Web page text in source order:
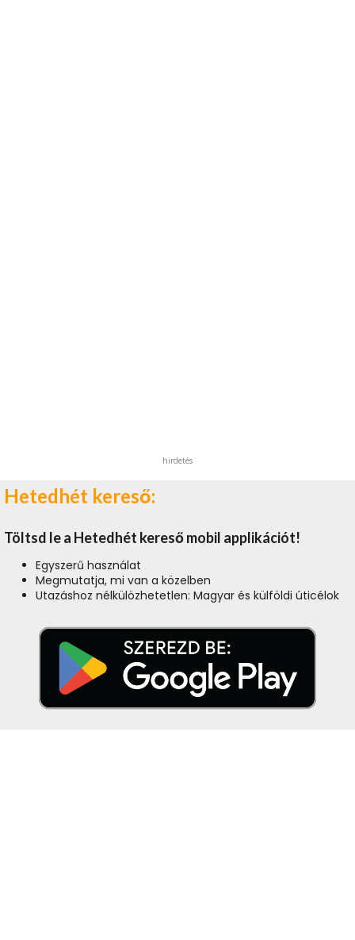
hirdetés
Hetedhét kereső:
Töltsd le a Hetedhét kereső mobil applikációt!
Egyszerű használat
Megmutatja, mi van a közelben
Utazáshoz nélkülözhetetlen: Magyar és külföldi úticélok